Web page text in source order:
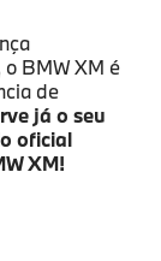
BMW XM é
de
já o seu
oficial
XM!